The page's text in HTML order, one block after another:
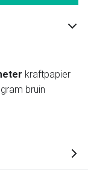
kraftpapier
bruin